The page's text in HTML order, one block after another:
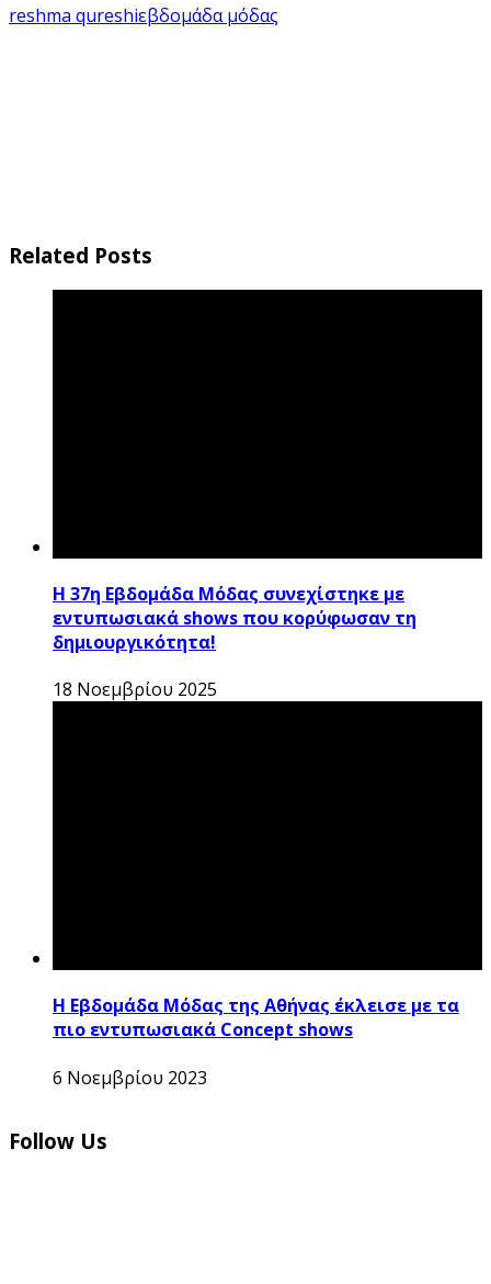
reshma qureshiεβδομάδα μόδας
Related Posts
Η 37η Εβδομάδα Μόδας συνεχίστηκε με
εντυπωσιακά shows που κορύφωσαν τη
δημιουργικότητα!
18 Νοεμβρίου 2025
Η Eβδομάδα Mόδας της Αθήνας έκλεισε με τα
πιο εντυπωσιακά Concept shows
6 Νοεμβρίου 2023
Follow Us